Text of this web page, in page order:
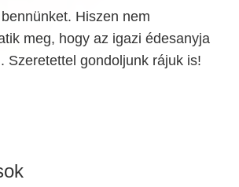
Hiszen nem
meg, hogy az igazi édesanyja
Szeretettel gondoljunk rájuk is!